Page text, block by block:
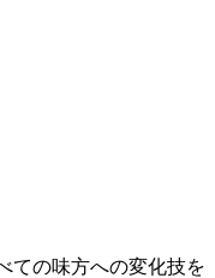
ての味方への変化技を